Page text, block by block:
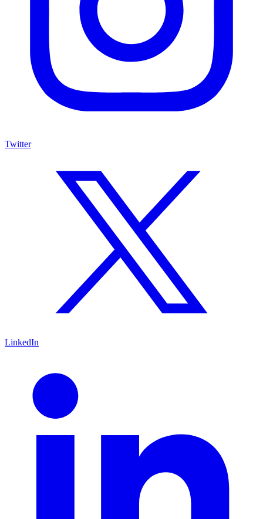
Twitter
LinkedIn